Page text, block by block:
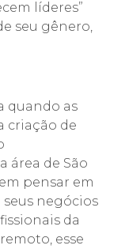
líderes”
seu gênero,
quando as
criação de
área de São
pensar em
negócios
da
esse